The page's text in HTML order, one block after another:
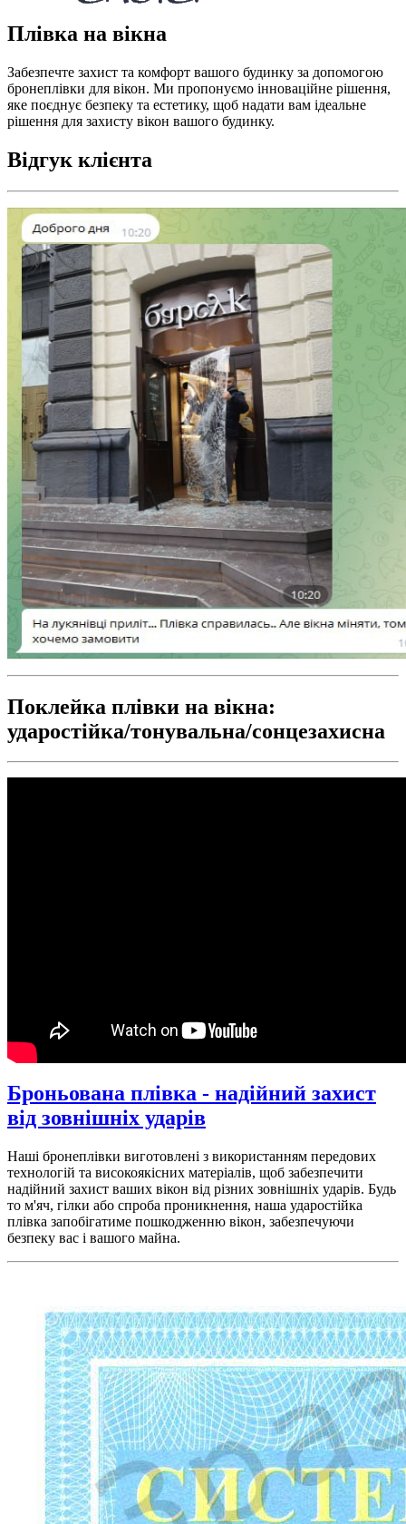
Плівка на вікна
Забезпечте захист та комфорт вашого будинку за допомогою
бронеплівки для вікон. Ми пропонуємо інноваційне рішення,
яке поєднує безпеку та естетику, щоб надати вам ідеальне
рішення для захисту вікон вашого будинку.
Відгук клієнта
Поклейка плівки на вікна:
ударостійка/тонувальна/сонцезахисна
Броньована плівка - надійний захист
від зовнішніх ударів
Наші бронеплівки виготовлені з використанням передових
технологій та високоякісних матеріалів, щоб забезпечити
надійний захист ваших вікон від різних зовнішніх ударів. Будь
то м'яч, гілки або спроба проникнення, наша ударостійка
плівка запобігатиме пошкодженню вікон, забезпечуючи
безпеку вас і вашого майна.